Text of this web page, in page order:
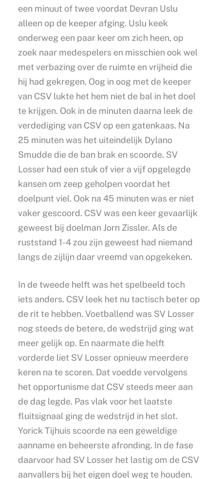
een minuut of twee voordat Devran Uslu
alleen op de keeper afging. Uslu keek
onderweg een paar keer om zich heen, op
zoek naar medespelers en misschien ook wel
met verbazing over de ruimte en vrijheid die
hij had gekregen. Oog in oog met de keeper
van CSV lukte het hem niet de bal in het doel
te krijgen. Ook in de minuten daarna leek de
verdediging van CSV op een gatenkaas. Na
25 minuten was het uiteindelijk Dylano
Smudde die de ban brak en scoorde. SV
Losser had een stuk of vier a vijf opgelegde
kansen om zeep geholpen voordat het
doelpunt viel. Ook na 45 minuten was er niet
vaker gescoord. CSV was een keer gevaarlijk
geweest bij doelman Jorn Zissler. Als de
ruststand 1-4 zou zijn geweest had niemand
langs de zijlijn daar vreemd van opgekeken.
In de tweede helft was het spelbeeld toch
iets anders. CSV leek het nu tactisch beter op
de rit te hebben. Voetballend was SV Losser
nog steeds de betere, de wedstrijd ging wat
meer gelijk op. En naarmate die helft
vorderde liet SV Losser opnieuw meerdere
keren na te scoren. Dat voedde vervolgens
het opportunisme dat CSV steeds meer aan
de dag legde. Pas vlak voor het laatste
fluitsignaal ging de wedstrijd in het slot.
Yorick Tijhuis scoorde na een geweldige
aanname en beheerste afronding. In de fase
daarvoor had SV Losser het lastig om de CSV
aanvallers bij het eigen doel weg te houden.